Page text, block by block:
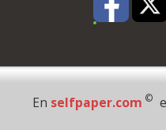
Pago
En selfpaper.com ©